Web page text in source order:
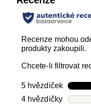
Recenze mohou
produkty zakoupili.
Chcete-li filtrovat
5 hvězdiček
4 hvězdičky